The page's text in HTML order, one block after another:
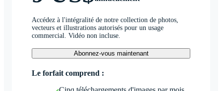
Accédez à l'intégralité de notre collection de photos,
vecteurs et illustrations autorisés pour un usage
commercial. Vidéo non incluse.
Abonnez-vous maintenant
Le forfait comprend :